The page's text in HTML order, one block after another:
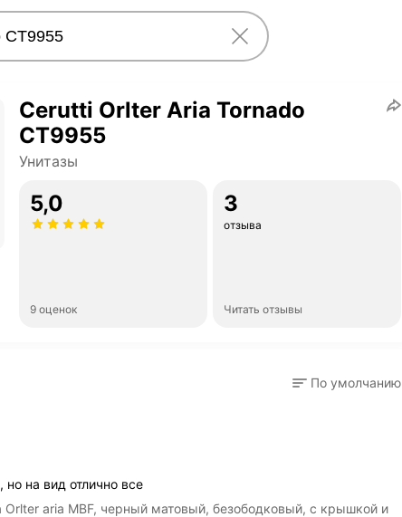
Cerutti Orlter Aria Tornado
CT9955
Унитазы
5,0
9 оценок
3
отзыва
Читать отзывы
По умолчанию
на вид отлично все
aria MBF, черный матовый, безободковый, с крышкой и